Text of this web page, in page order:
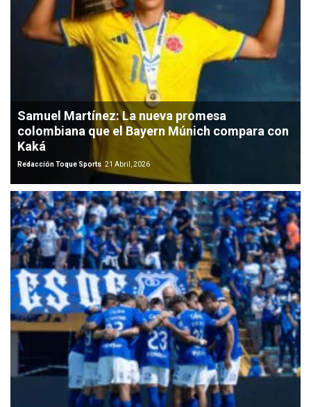
Samuel Martínez: La nueva promesa
colombiana que el Bayern Múnich compara con
Kaká
Redacción Toque Sports 21 Abril, 2026